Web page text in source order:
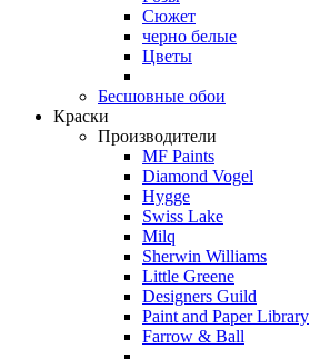
Сюжет
черно белые
Цветы
Бесшовные обои
Краски
Производители
MF Paints
Diamond Vogel
Hygge
Swiss Lake
Milq
Sherwin Williams
Little Greene
Designers Guild
Paint and Paper Library
Farrow & Ball